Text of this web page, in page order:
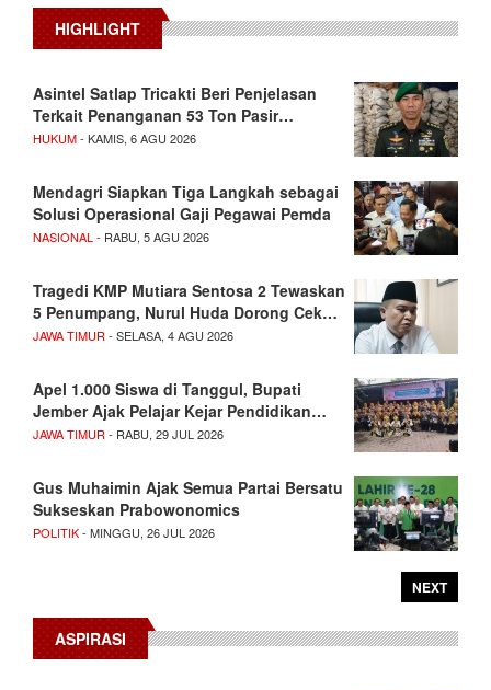
HIGHLIGHT
Asintel Satlap Tricakti Beri Penjelasan
Terkait Penanganan 53 Ton Pasir…
HUKUM- KAMIS, 6 AGU 2026
Mendagri Siapkan Tiga Langkah sebagai
Solusi Operasional Gaji Pegawai Pemda
NASIONAL - RABU, 5 AGU 2026
Tragedi KMP Mutiara Sentosa 2 Tewaskan
5 Penumpang, Nurul Huda Dorong Cek…
JAWA TIMUR - SELASA, 4 AGU 2026
Apel 1.000 Siswa di Tanggul, Bupati
Jember Ajak Pelajar Kejar Pendidikan…
JAWA TIMUR - RABU, 29 JUL 2026
Gus Muhaimin Ajak Semua Partai Bersatu
Sukseskan Prabowonomics
POLITIK- MINGGU, 26 JUL 2026
NEXT
ASPIRASI